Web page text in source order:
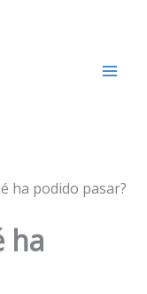
ha podido pasar?
ha